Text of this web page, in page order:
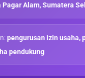
Pagar Alam, Sumatera
pengurusan izin usaha,
pendukung